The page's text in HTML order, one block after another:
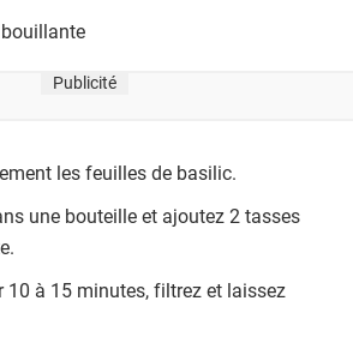
bouillante
Publicité
les feuilles de basilic.
une bouteille et ajoutez 2 tasses
10 à 15 minutes, filtrez et laissez